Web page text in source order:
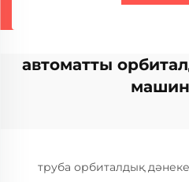
автоматты
труба орбиталдық